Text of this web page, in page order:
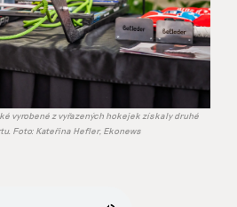
vyrobené z vyřazených hokejek získaly druhé
Foto: Kateřina Hefler, Ekonews